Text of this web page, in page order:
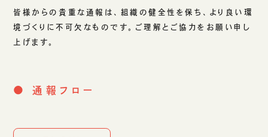
皆様からの貴重な通報は、組織の健全性を保ち、より良い環
境づくりに不可欠なものです。ご理解とご協力をお願い申し
上げます。
● 通報フロー